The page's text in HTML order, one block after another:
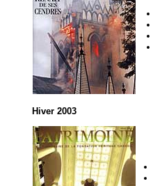
Hiver 2003